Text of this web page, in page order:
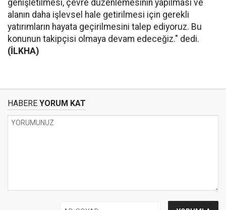
genişletilmesi, çevre düzenlemesinin yapılması ve
alanın daha işlevsel hale getirilmesi için gerekli
yatırımların hayata geçirilmesini talep ediyoruz. Bu
konunun takipçisi olmaya devam edeceğiz." dedi.
(İLKHA)
HABERE YORUM KAT